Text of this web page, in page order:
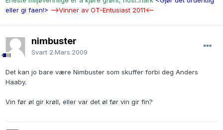
eller gi faen!> -->Vinner av OT-Entusiast 2011<--
nimbuster
Svart 2.Mars.2009
Det kan jo bare være Nimbuster som skuffer forbi deg Anders
Haaby.
Vin før øl gir krøll, eller var det øl før vin gir fin?